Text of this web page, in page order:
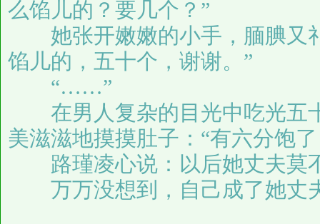
么馅儿的？要几个？”
她张开嫩嫩的小手，腼腆又
馅儿的，五十个，谢谢。”
“……”
在男人复杂的目光中吃光五
美滋滋地摸摸肚子：“有六分饱
路瑾凌心说：以后她丈夫莫
万万没想到，自己成了她丈